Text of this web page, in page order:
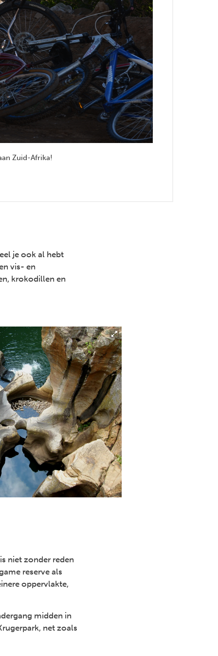
Zuid-Afrika!
je ook al hebt
vis- en
krokodillen en
niet zonder reden
reserve als
oppervlakte,
midden in
net zoals